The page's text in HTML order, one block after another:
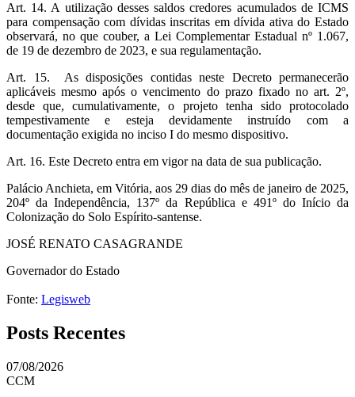
Art. 14. A utilização desses saldos credores acumulados de ICMS
para compensação com dívidas inscritas em dívida ativa do Estado
observará, no que couber, a Lei Complementar Estadual nº 1.067,
de 19 de dezembro de 2023, e sua regulamentação.
Art. 15. As disposições contidas neste Decreto permanecerão
aplicáveis mesmo após o vencimento do prazo fixado no art. 2º,
desde que, cumulativamente, o projeto tenha sido protocolado
tempestivamente e esteja devidamente instruído com a
documentação exigida no inciso I do mesmo dispositivo.
Art. 16. Este Decreto entra em vigor na data de sua publicação.
Palácio Anchieta, em Vitória, aos 29 dias do mês de janeiro de 2025,
204º da Independência, 137º da República e 491º do Início da
Colonização do Solo Espírito-santense.
JOSÉ RENATO CASAGRANDE
Governador do Estado
Fonte: Legisweb
Posts Recentes
07/08/2026
CCM